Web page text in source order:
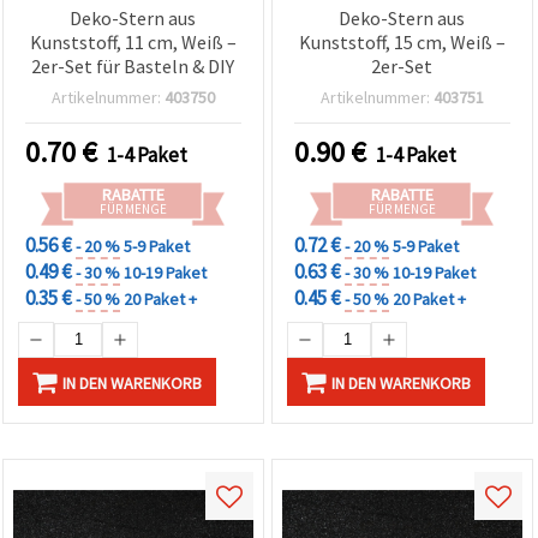
Deko-Stern aus
Kunststoff, 11 cm, Weiß –
2er-Set für Basteln & DIY
Artikelnummer: 403750
0.70€ 1-4 Paket
RABATTE
FÜR MENGE
0.56 €- 20 %5-9 Paket
0.49 €- 30 %10-19 Paket
0.35 €- 50 % 20 Paket +
IN DEN WARENKORB
Deko-Stern aus
Kunststoff, 15 cm, Weiß –
2er-Set
Artikelnummer: 403751
0.90€ 1-4 Paket
RABATTE
FÜR MENGE
0.72 €- 20 %5-9 Paket
0.63 €- 30 %10-19 Paket
0.45 €- 50 % 20 Paket +
IN DEN WARENKORB